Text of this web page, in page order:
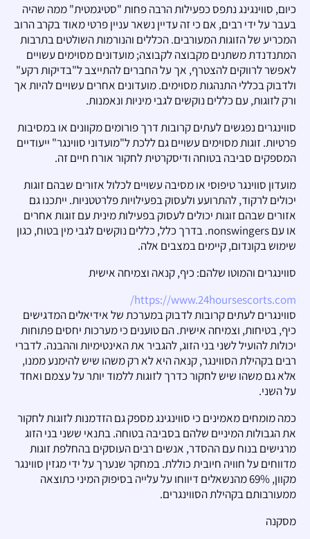
כיום, סווינגינג נתפס כפעילות הרבה פחות "סטיגמטית" ממה שהיה
בעבר על ידי רבים, אם כי זה עדיין נשאר עניין פרטי מאוד בקרב הרוב
המכריע של הזוגות המעורבים. הכללים והנורמות השולטים בתרבות
המתנדנדת משתנים מקבוצה לקבוצה; מועדונים מסוימים עשויים
לאפשר לרווקים להצטרף, אך על החברים להתייצב ל"בדיקות רקע"
ולדבוק בכללי התנהגות מסוימים. מועדונים אחרים עשויים להיות אך
ורק לזוגות, עם כללים נוקשים לגבי מיניות ונאמנות.
סווינגרים נפגשים לעתים קרובות דרך פורומים מקוונים או במסיבות
פרטיות. זוגות מסוימים עשויים גם ללכת ל"מועדוני סווינגר" ייעודיים
המספקים סביבה בטוחה ודיסקרטית לחקור אורח חיים זה.
מועדון סווינגר טיפוסי או מסיבה עשויים לכלול אזורים שבהם זוגות
יכולים לרקוד, להתרועע ולעסוק בפעילויות פלרטטניות. ייתכנו גם
אזורים שבהם זוגות יכולים לעסוק בפעילות מינית עם זוגות אחרים
או עם nonswingers. בדרך כלל, כללים נוקשים לגבי מין בטוח, כגון
שימוש בקונדום, קיימים במצבים אלה.
סווינגרים והמוטו שלהם: כיף, קנאה וצמיחה אישית
https://www.24hoursescorts.com/
סווינגרים לעתים קרובות לדבוק במערכת של אידיאלים המדגישים
כיף, בטיחות, וצמיחה אישית. הם טוענים כי מערכות יחסים פתוחות
יכולות להועיל לשני בני הזוג, להגביר את האינטימיות וההבנה. לדברי
רבים בקהילת הסווינגר, קנאה היא לא רק משהו שיש להימנע ממנו,
אלא גם משהו שיש לחקור כדרך לזוגות ללמוד יותר על עצמם ואחד
על השני.
כמה מומחים מאמינים כי סווינגינג מספק גם הזדמנות לזוגות לחקור
את הגבולות המיניים שלהם בסביבה בטוחה. בתנאי ששני בני הזוג
מרגישים בנוח עם ההסדר, אנשים רבים העוסקים בהחלפת זוגות
מדווחים על חוויה חיובית כוללת. במחקר שנערך על ידי מגזין סווינגר
מקוון, 69% מהנשאלים דיווחו על עלייה בסיפוק המיני כתוצאה
ממעורבותם בקהילת הסווינגרים.
מסקנה